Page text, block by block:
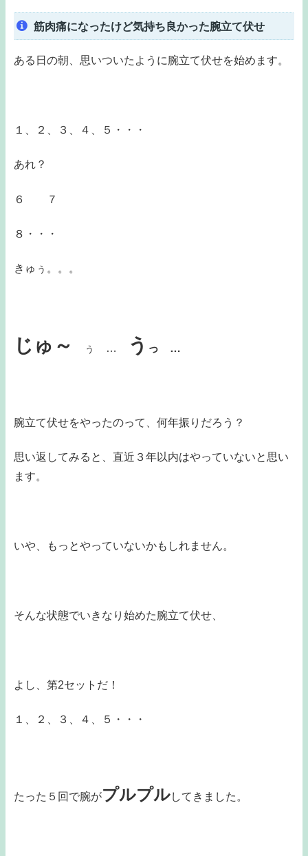
筋肉痛になったけど気持ち良かった腕立て伏せ
ある日の朝、思いついたように腕立て伏せを始めます。
１、２、３、４、５・・・
あれ？
６ ７
８・・・
きゅぅ。。。
じゅ～ ぅ … う っ …
腕立て伏せをやったのって、何年振りだろう？
思い返してみると、直近３年以内はやっていないと思い
ます。
いや、もっとやっていないかもしれません。
そんな状態でいきなり始めた腕立て伏せ、
よし、第2セットだ！
１、２、３、４、５・・・
たった５回で腕がプルプルしてきました。